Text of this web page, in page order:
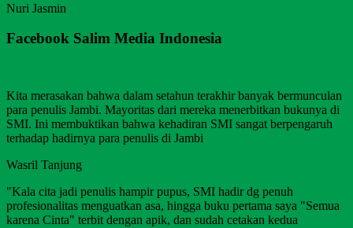
Nuri Jasmin
Facebook Salim Media Indonesia
Kita merasakan bahwa dalam setahun terakhir banyak bermunculan
para penulis Jambi. Mayoritas dari mereka menerbitkan bukunya di
SMI. Ini membuktikan bahwa kehadiran SMI sangat berpengaruh
terhadap hadirnya para penulis di Jambi
Wasril Tanjung
"Kala cita jadi penulis hampir pupus, SMI hadir dg penuh
profesionalitas menguatkan asa, hingga buku pertama saya "Semua
karena Cinta" terbit dengan apik, dan sudah cetakan kedua